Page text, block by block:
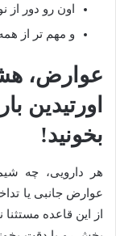
اون رو دور
و مهم تر از
عوارض،
اورتیدین
بخونید!
هر دارویی، چه
عوارض جانبی یا
از این قاعده